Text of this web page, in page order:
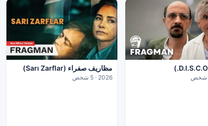
مظاريف صفراء (Sarı Zarflar)
2026 · 5 شخص